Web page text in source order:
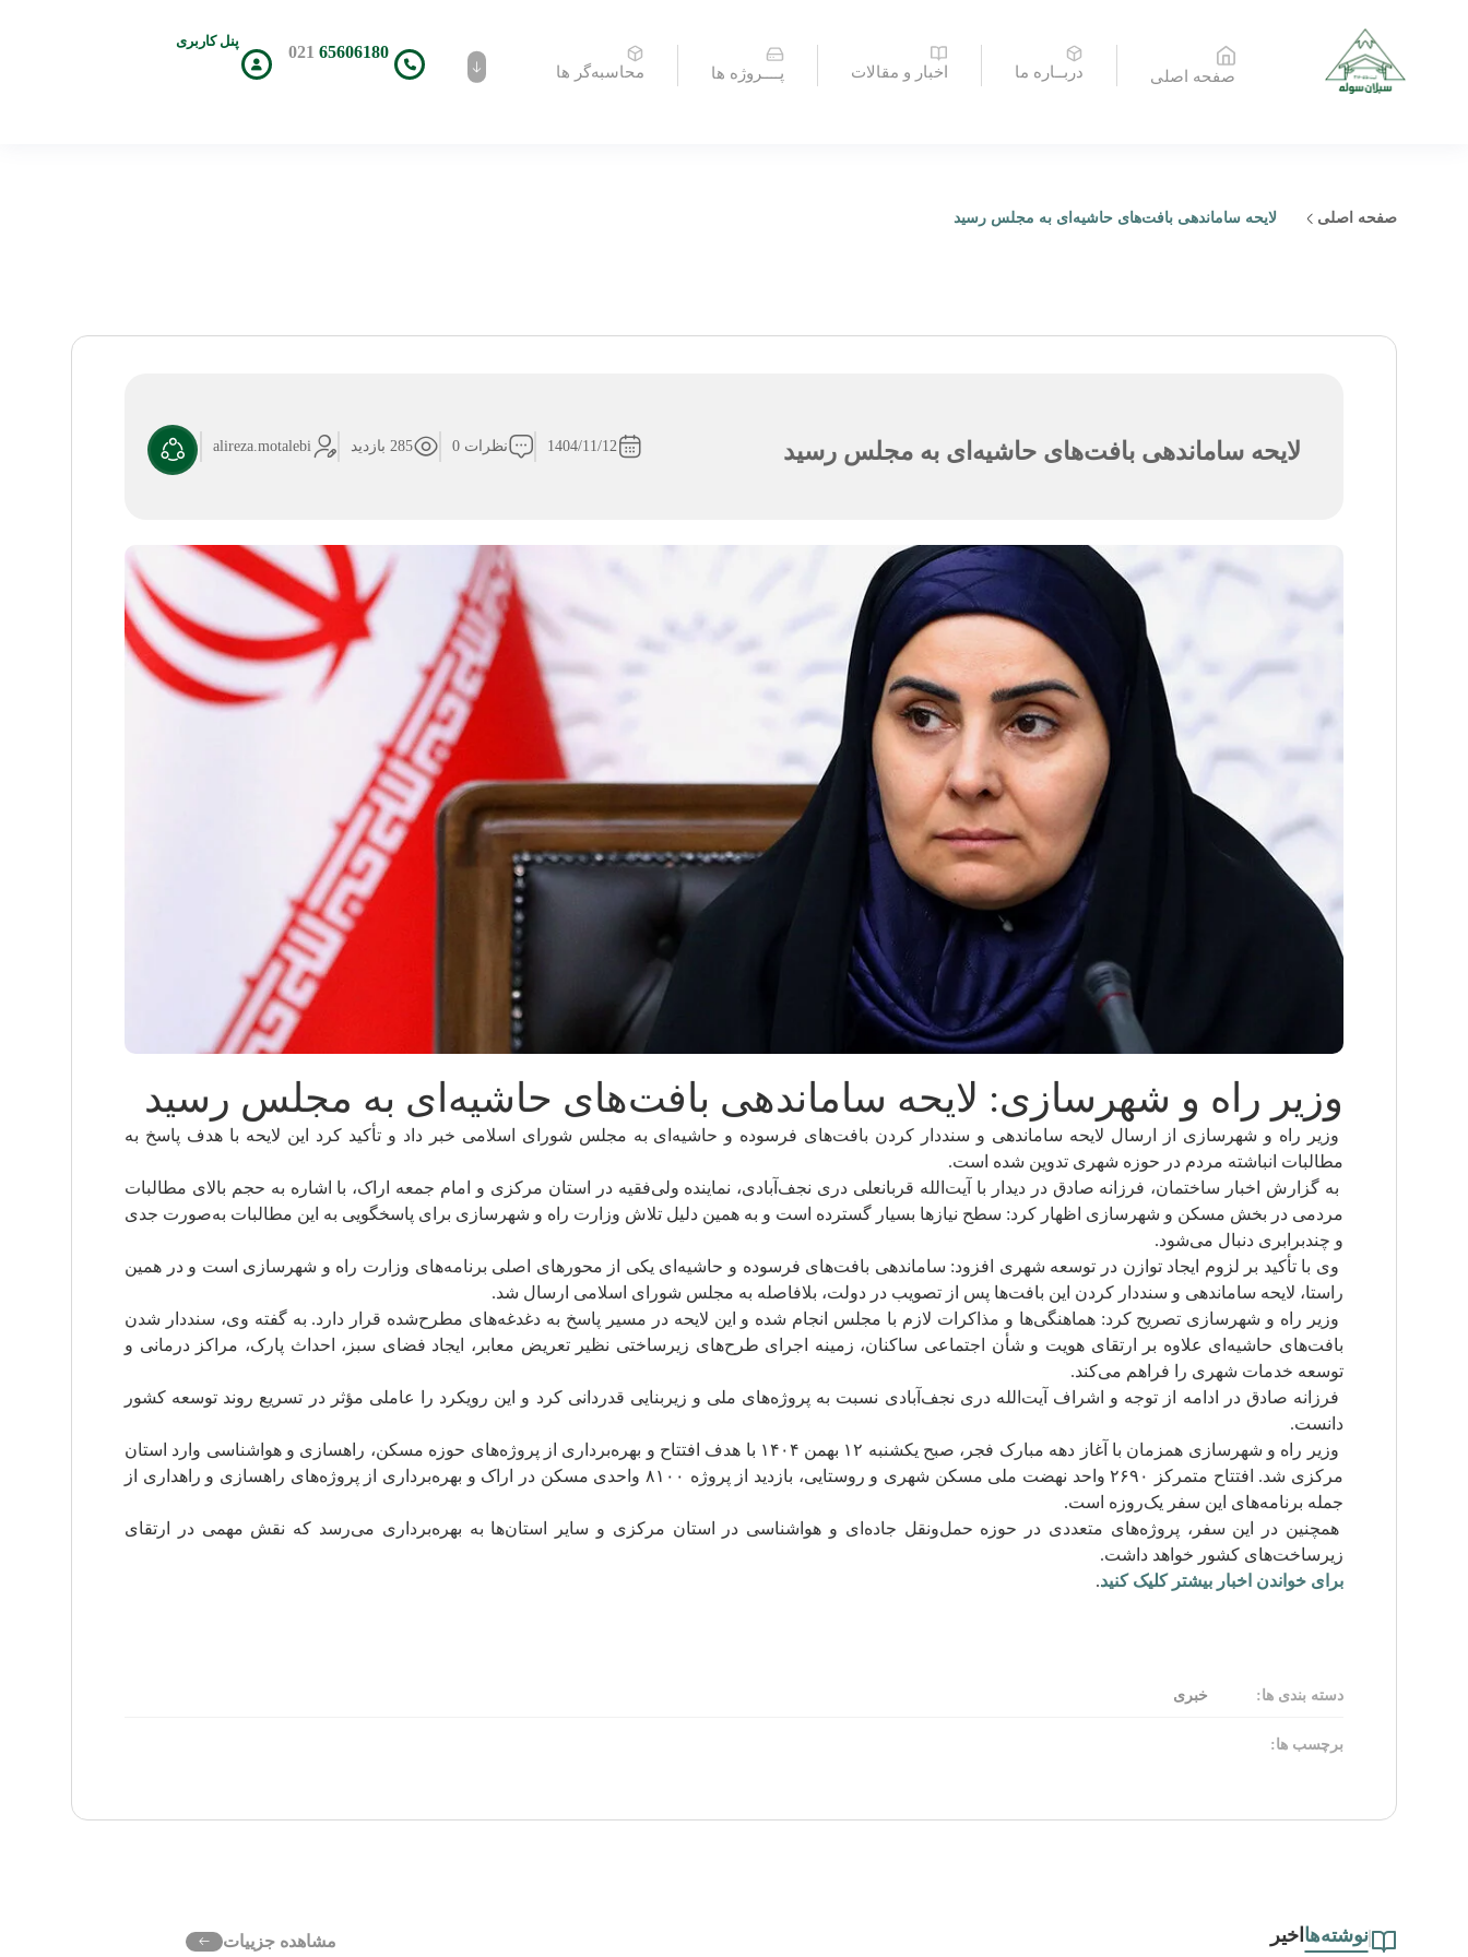
صفحه اصلی دربــاره ما اخبار و مقالات پــــروژه ها محاسبه‌گر ها
65606180
021
پنل کاربری
صفحه اصلی لایحه ساماندهی بافت‌های حاشیه‌ای به مجلس رسید
لایحه ساماندهی بافت‌های حاشیه‌ای به مجلس رسید 1404/11/12 نظرات 0 285 بازدید alireza.motalebi
وزیر راه و شهرسازی: لایحه ساماندهی بافت‌های حاشیه‌ای به مجلس رسید
وزیر راه و شهرسازی از ارسال لایحه ساماندهی و سنددار کردن بافت‌های فرسوده و حاشیه‌ای به مجلس شورای اسلامی خبر داد و تأکید کرد این لایحه با هدف پاسخ به
مطالبات انباشته مردم در حوزه شهری تدوین شده است.
به گزارش اخبار ساختمان، فرزانه صادق در دیدار با آیت‌الله قربانعلی دری نجف‌آبادی، نماینده ولی‌فقیه در استان مرکزی و امام جمعه اراک، با اشاره به حجم بالای مطالبات
مردمی در بخش مسکن و شهرسازی اظهار کرد: سطح نیازها بسیار گسترده است و به همین دلیل تلاش وزارت راه و شهرسازی برای پاسخگویی به این مطالبات به‌صورت جدی
و چندبرابری دنبال می‌شود.
وی با تأکید بر لزوم ایجاد توازن در توسعه شهری افزود: ساماندهی بافت‌های فرسوده و حاشیه‌ای یکی از محورهای اصلی برنامه‌های وزارت راه و شهرسازی است و در همین
راستا، لایحه ساماندهی و سنددار کردن این بافت‌ها پس از تصویب در دولت، بلافاصله به مجلس شورای اسلامی ارسال شد.
وزیر راه و شهرسازی تصریح کرد: هماهنگی‌ها و مذاکرات لازم با مجلس انجام شده و این لایحه در مسیر پاسخ به دغدغه‌های مطرح‌شده قرار دارد. به گفته وی، سنددار شدن
بافت‌های حاشیه‌ای علاوه بر ارتقای هویت و شأن اجتماعی ساکنان، زمینه اجرای طرح‌های زیرساختی نظیر تعریض معابر، ایجاد فضای سبز، احداث پارک، مراکز درمانی و
توسعه خدمات شهری را فراهم می‌کند.
فرزانه صادق در ادامه از توجه و اشراف آیت‌الله دری نجف‌آبادی نسبت به پروژه‌های ملی و زیربنایی قدردانی کرد و این رویکرد را عاملی مؤثر در تسریع روند توسعه کشور
دانست.
وزیر راه و شهرسازی همزمان با آغاز دهه مبارک فجر، صبح یکشنبه ۱۲ بهمن ۱۴۰۴ با هدف افتتاح و بهره‌برداری از پروژه‌های حوزه مسکن، راهسازی و هواشناسی وارد استان
مرکزی شد. افتتاح متمرکز ۲۶۹۰ واحد نهضت ملی مسکن شهری و روستایی، بازدید از پروژه ۸۱۰۰ واحدی مسکن در اراک و بهره‌برداری از پروژه‌های راهسازی و راهداری از
جمله برنامه‌های این سفر یک‌روزه است.
همچنین در این سفر، پروژه‌های متعددی در حوزه حمل‌ونقل جاده‌ای و هواشناسی در استان مرکزی و سایر استان‌ها به بهره‌برداری می‌رسد که نقش مهمی در ارتقای
زیرساخت‌های کشور خواهد داشت.
برای خواندن اخبار بیشتر کلیک کنید.
دسته بندی ها: خبری
برچسب ها:
نوشته‌ها اخیر مشاهده جزییات